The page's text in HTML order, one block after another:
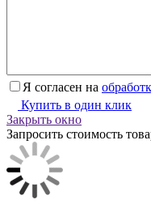
Я согласен на
Купить в один клик
Закрыть окно
Запросить стоимость